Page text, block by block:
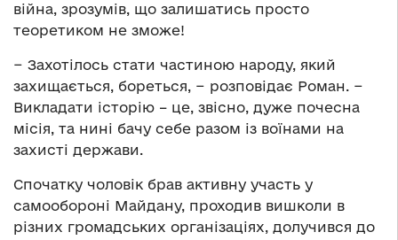
війна, зрозумів, що залишатись просто
теоретиком не зможе!
− Захотілось стати частиною народу, який
захищається, бореться, − розповідає Роман. −
Викладати історію – це, звісно, дуже почесна
місія, та нині бачу себе разом із воїнами на
захисті держави.
Спочатку чоловік брав активну участь у
самообороні Майдану, проходив вишколи в
різних громадських організаціях, долучився до